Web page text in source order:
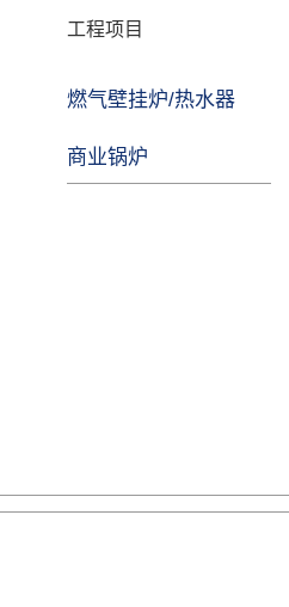
工程项目
燃气壁挂炉/热水器
商业锅炉